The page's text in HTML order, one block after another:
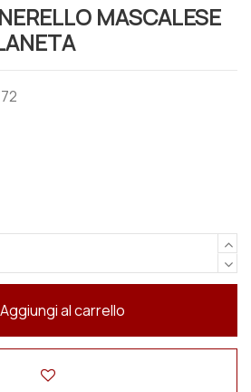
MASCALESE
Aggiungi al carrello